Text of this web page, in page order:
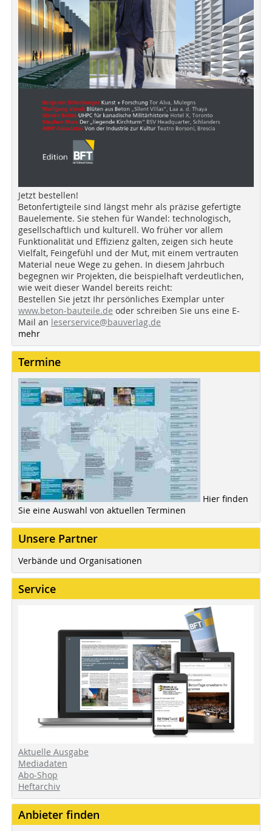
Jetzt bestellen!
Betonfertigteile sind längst mehr als präzise gefertigte
Bauelemente. Sie stehen für Wandel: technologisch,
gesellschaftlich und kulturell. Wo früher vor allem
Funktionalität und Effizienz galten, zeigen sich heute
Vielfalt, Feingefühl und der Mut, mit einem vertrauten
Material neue Wege zu gehen. In diesem Jahrbuch
begegnen wir Projekten, die beispielhaft verdeutlichen,
wie weit dieser Wandel bereits reicht:
Bestellen Sie jetzt Ihr persönliches Exemplar unter
www.beton-bauteile.de oder schreiben Sie uns eine E-
Mail an leserservice@bauverlag.de
mehr
Termine
Hier finden
Sie eine Auswahl von aktuellen Terminen
Unsere Partner
Verbände und Organisationen
Service
Aktuelle Ausgabe
Mediadaten
Abo-Shop
Heftarchiv
Anbieter finden